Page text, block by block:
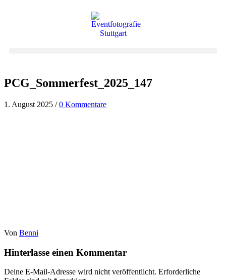
PCG_Sommerfest_2025_147
1. August 2025 / 0 Kommentare
Von Benni
Hinterlasse einen Kommentar
Deine E-Mail-Adresse wird nicht veröffentlicht. Erforderliche